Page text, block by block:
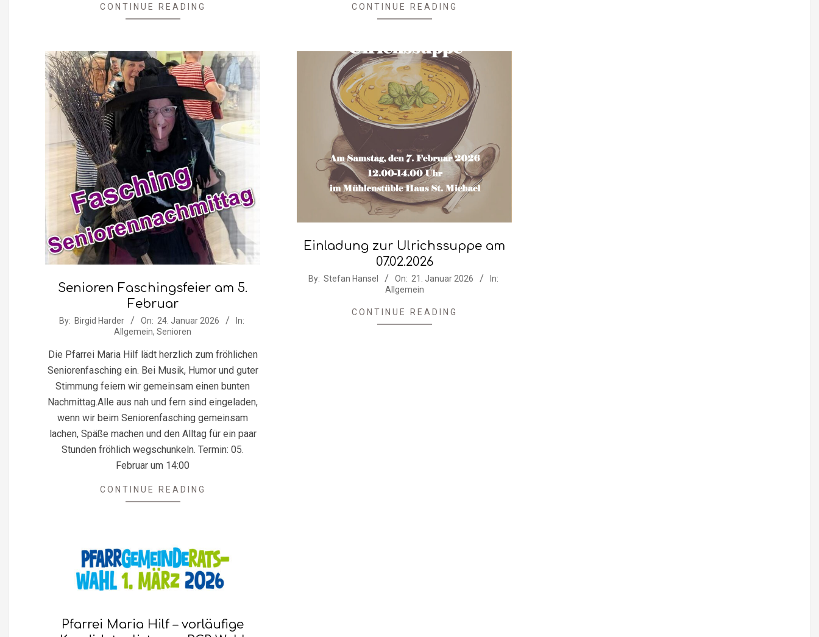
CONTINUE READING CONTINUE READING
Senioren Faschingsfeier am 5.
Februar
2026-
24
By: Birgid Harder On: 24. Januar 2026
In:
Allgemein, Senioren
Die Pfarrei Maria Hilf lädt herzlich zum fröhlichen
Seniorenfasching ein. Bei Musik, Humor und guter
Stimmung feiern wir gemeinsam einen bunten
Nachmittag.Alle aus nah und fern sind eingeladen,
wenn wir beim Seniorenfasching gemeinsam
lachen, Späße machen und den Alltag für ein paar
Stunden fröhlich wegschunkeln. Termin: 05.
Februar um 14:00
CONTINUE READING
Einladung zur Ulrichssuppe am
07.02.2026
2026-
By: Stefan Hansel On: 21. Januar 2026
In:
Allgemein
CONTINUE READING
Pfarrei Maria Hilf – vorläufige